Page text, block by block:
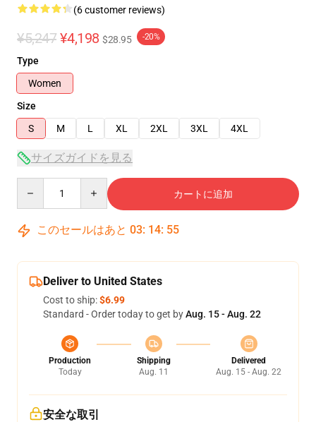
(6 customer reviews)
¥5,247 ¥4,198 $28.95 -20%
Type
Women
Size
S
M L XL 2XL 3XL 4XL
サイズガイドを見る
カートに追加
このセールはあと 03: 14: 54
Deliver to United States
Cost to ship:$6.99
Standard - Order today to get byAug. 15 - Aug. 22
Production
Today
Shipping
Aug. 11
Delivered
Aug. 15 - Aug. 22
安全な取引